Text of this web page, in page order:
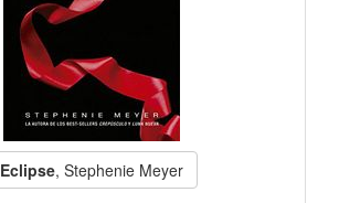
Eclipse, Stephenie Meyer